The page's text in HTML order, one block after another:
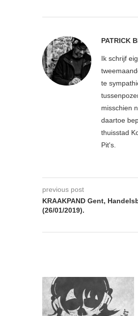
PATRICK
Ik schrijf
te
misschien
daartoe
thuisstad
Pit's.
previous post
KRAAKPAND Gent,
(26/01/2019).